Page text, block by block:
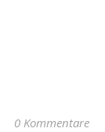
0 Kommentare